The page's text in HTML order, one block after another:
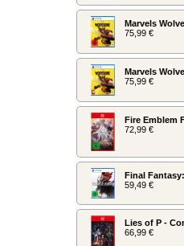
Marvels
75,99 €
Marvels
75,99 €
Fire Emblem
72,99 €
Final
59,49 €
Lies of P -
66,99 €